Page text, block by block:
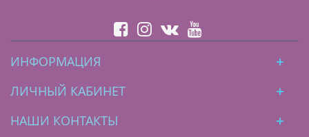
ИНФОРМАЦИЯ
ЛИЧНЫЙ КАБИНЕТ
НАШИ КОНТАКТЫ